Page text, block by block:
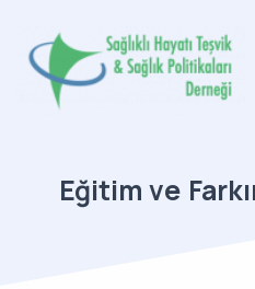
Eğitim ve